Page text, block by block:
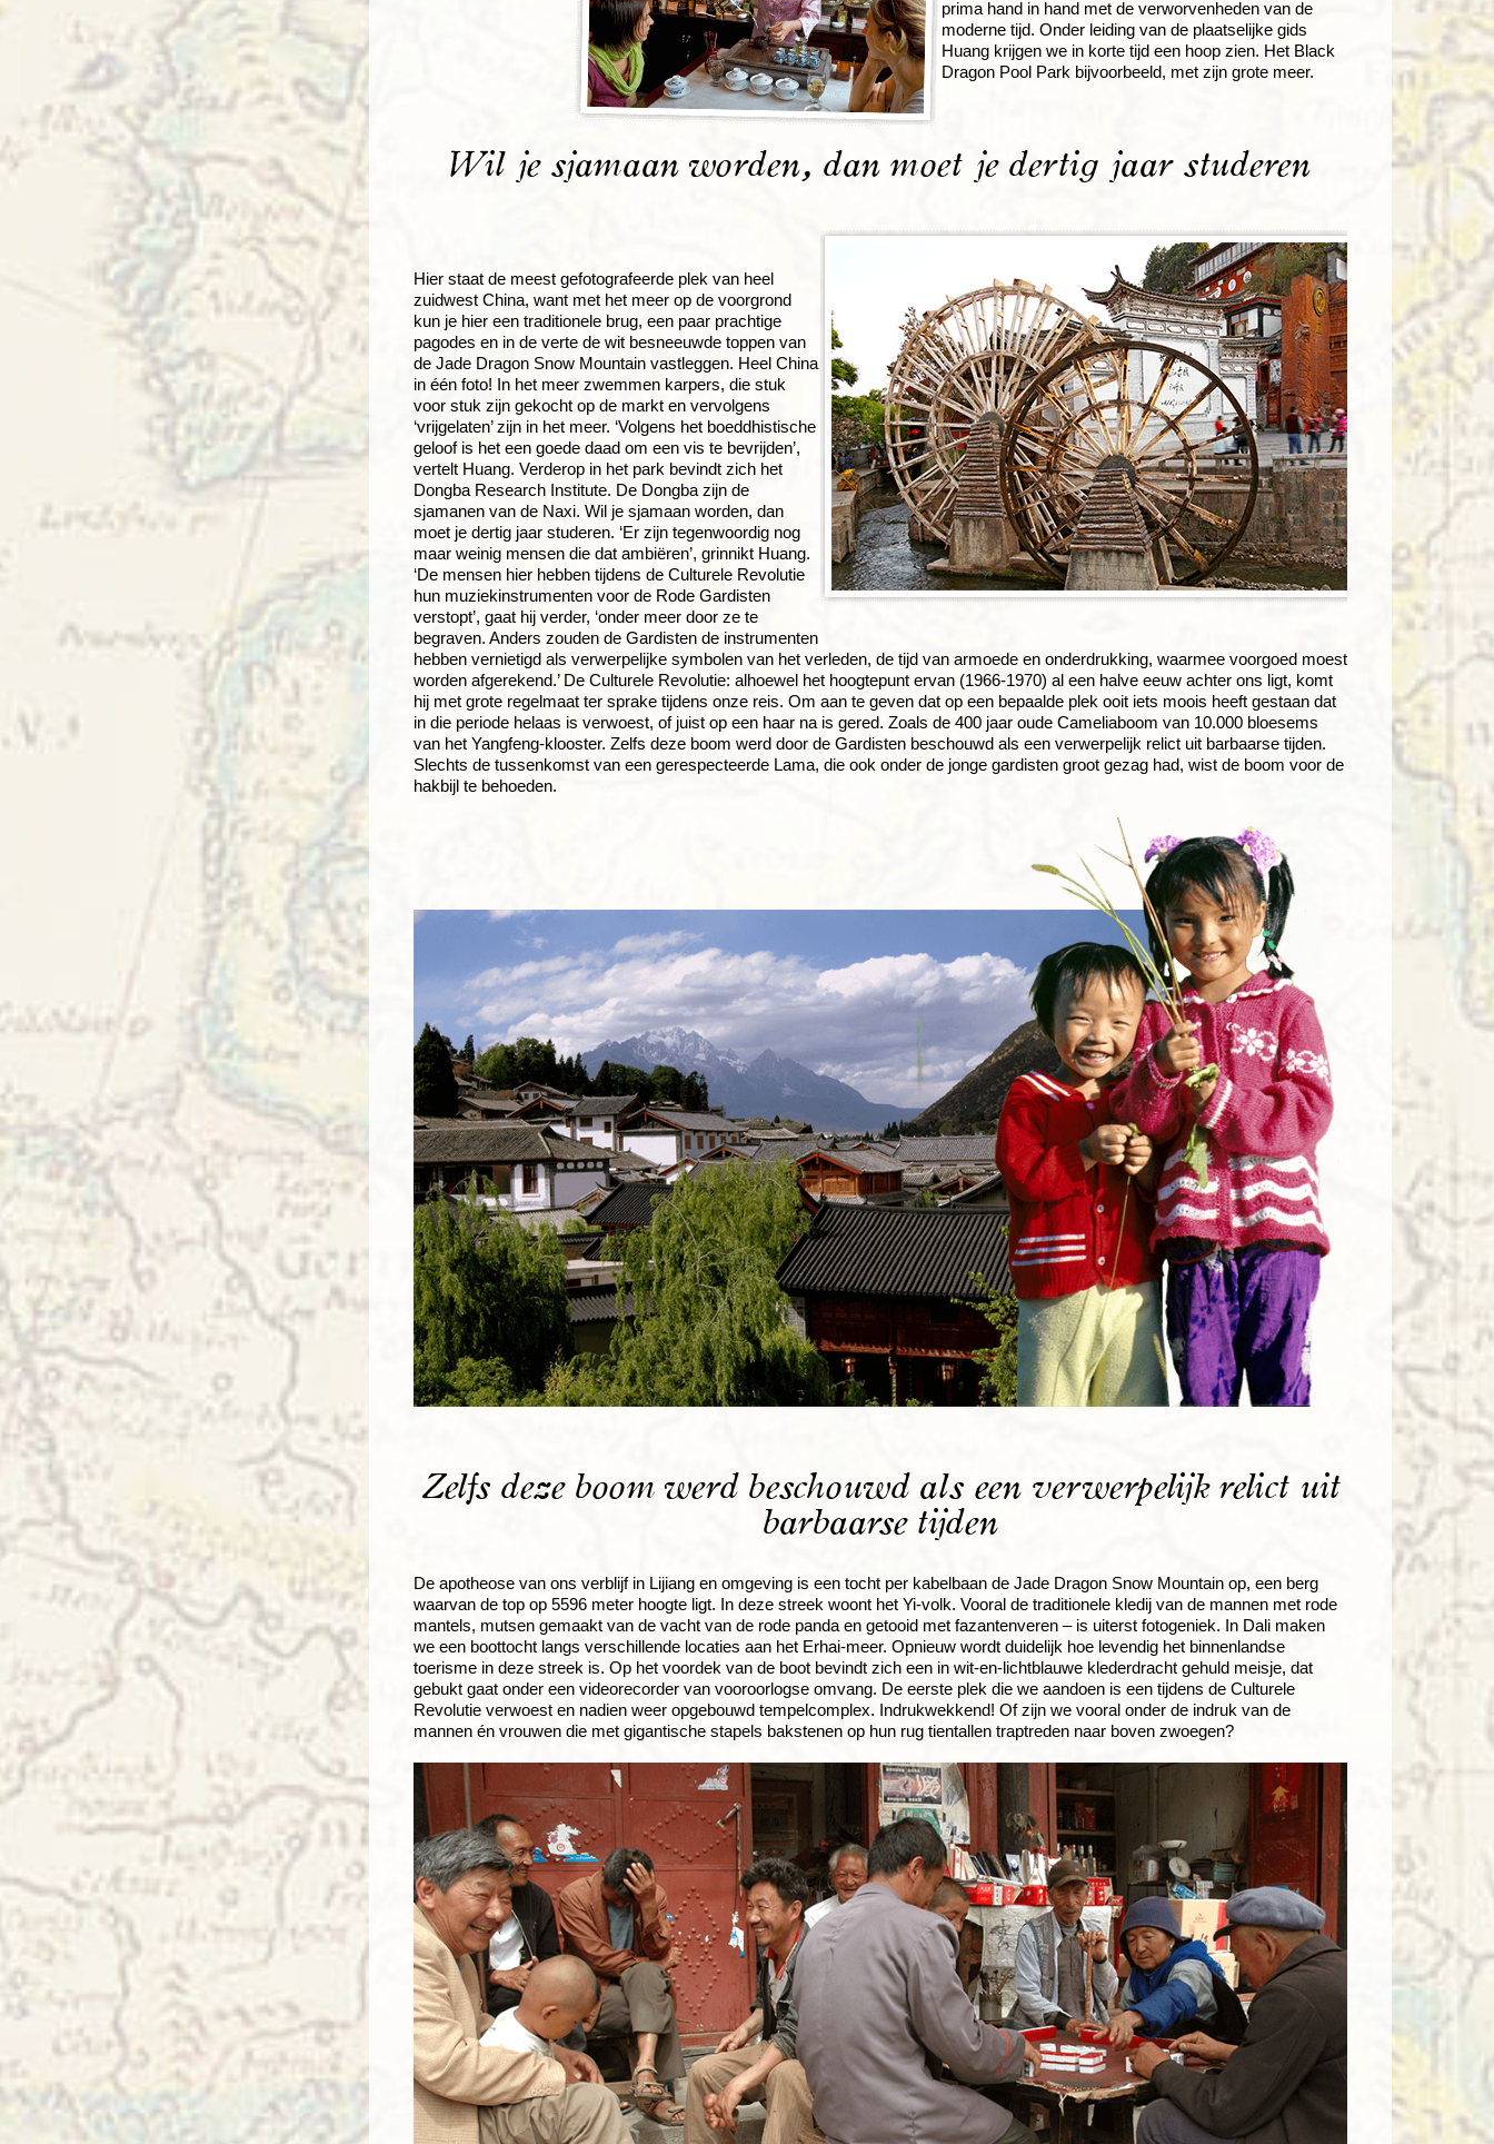
prima hand in hand met de verworvenheden van de
moderne tijd. Onder leiding van de plaatselijke gids
Huang krijgen we in korte tijd een hoop zien. Het Black
Dragon Pool Park bijvoorbeeld, met zijn grote meer.
Wil je sjamaan worden, dan moet je dertig jaar studeren
Hier staat de meest gefotografeerde plek van heel
zuidwest China, want met het meer op de voorgrond
kun je hier een traditionele brug, een paar prachtige
pagodes en in de verte de wit besneeuwde toppen van
de Jade Dragon Snow Mountain vastleggen. Heel China
in één foto! In het meer zwemmen karpers, die stuk
voor stuk zijn gekocht op de markt en vervolgens
‘vrijgelaten’ zijn in het meer. ‘Volgens het boeddhistische
geloof is het een goede daad om een vis te bevrijden’,
vertelt Huang. Verderop in het park bevindt zich het
Dongba Research Institute. De Dongba zijn de
sjamanen van de Naxi. Wil je sjamaan worden, dan
moet je dertig jaar studeren. ‘Er zijn tegenwoordig nog
maar weinig mensen die dat ambiëren’, grinnikt Huang.
‘De mensen hier hebben tijdens de Culturele Revolutie
hun muziekinstrumenten voor de Rode Gardisten
verstopt’, gaat hij verder, ‘onder meer door ze te
begraven. Anders zouden de Gardisten de instrumenten
hebben vernietigd als verwerpelijke symbolen van het verleden, de tijd van armoede en onderdrukking, waarmee voorgoed moest
worden afgerekend.’ De Culturele Revolutie: alhoewel het hoogtepunt ervan (1966-1970) al een halve eeuw achter ons ligt, komt
hij met grote regelmaat ter sprake tijdens onze reis. Om aan te geven dat op een bepaalde plek ooit iets moois heeft gestaan dat
in die periode helaas is verwoest, of juist op een haar na is gered. Zoals de 400 jaar oude Cameliaboom van 10.000 bloesems
van het Yangfeng-klooster. Zelfs deze boom werd door de Gardisten beschouwd als een verwerpelijk relict uit barbaarse tijden.
Slechts de tussenkomst van een gerespecteerde Lama, die ook onder de jonge gardisten groot gezag had, wist de boom voor de
hakbijl te behoeden.
Zelfs deze boom werd beschouwd als een verwerpelijk relict uit
barbaarse tijden
De apotheose van ons verblijf in Lijiang en omgeving is een tocht per kabelbaan de Jade Dragon Snow Mountain op, een berg
waarvan de top op 5596 meter hoogte ligt. In deze streek woont het Yi-volk. Vooral de traditionele kledij van de mannen met rode
mantels, mutsen gemaakt van de vacht van de rode panda en getooid met fazantenveren – is uiterst fotogeniek. In Dali maken
we een boottocht langs verschillende locaties aan het Erhai-meer. Opnieuw wordt duidelijk hoe levendig het binnenlandse
toerisme in deze streek is. Op het voordek van de boot bevindt zich een in wit-en-lichtblauwe klederdracht gehuld meisje, dat
gebukt gaat onder een videorecorder van vooroorlogse omvang. De eerste plek die we aandoen is een tijdens de Culturele
Revolutie verwoest en nadien weer opgebouwd tempelcomplex. Indrukwekkend! Of zijn we vooral onder de indruk van de
mannen én vrouwen die met gigantische stapels bakstenen op hun rug tientallen traptreden naar boven zwoegen?